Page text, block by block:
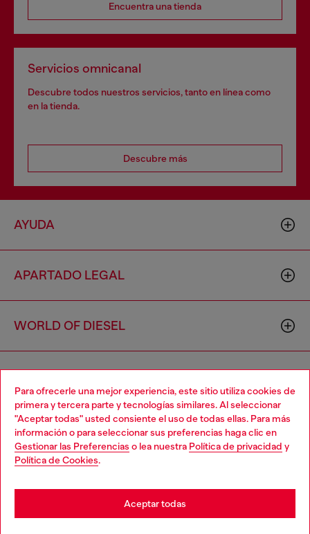
Para ofrecerle una mejor experiencia, este sitio utiliza cookies de
primera y tercera parte y tecnologías similares. Al seleccionar
"Aceptar todas" usted consiente el uso de todas ellas. Para más
información o para seleccionar sus preferencias haga clic en
Gestionar las Preferencias o lea nuestra Política de privacidad y
Política de Cookies.
Aceptar todas
Encuentra una tienda
Servicios omnicanal
Descubre todos nuestros servicios, tanto en línea como
en la tienda.
Descubre más
AYUDA
APARTADO LEGAL
WORLD OF DIESEL
Country: ES Language: ES
Choose your location
You are currently browsing España website, but it seems you
may be based in United States